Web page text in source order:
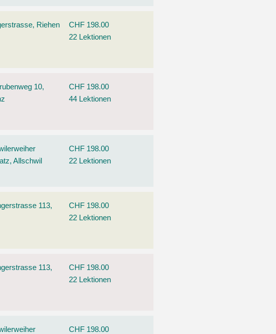
Riehen
CHF 198.00
22 Lektionen
10,
CHF 198.00
44 Lektionen
Allschwil
CHF 198.00
22 Lektionen
113,
CHF 198.00
22 Lektionen
113,
CHF 198.00
22 Lektionen
CHF 198.00